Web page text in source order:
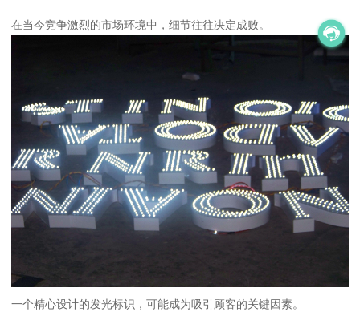
在当今竞争激烈的市场环境中，细节往往决定成败。
一个精心设计的发光标识，可能成为吸引顾客的关键因素。